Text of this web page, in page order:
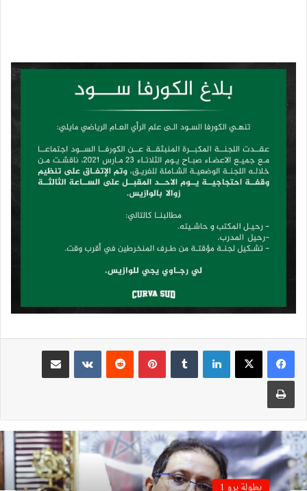
لينكدإن بينتيريست
مشاركة عبر البريد
طباعة